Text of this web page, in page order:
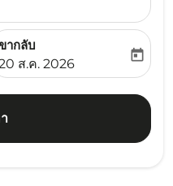
aria-label
ากลับ
booking-return-date-
ส.ค. 2026
today